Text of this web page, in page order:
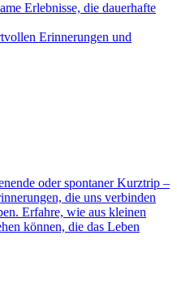
Erlebnisse, die dauerhafte
Erinnerungen und
oder spontaner Kurztrip –
die uns verbinden
Erfahre, wie aus kleinen
können, die das Leben